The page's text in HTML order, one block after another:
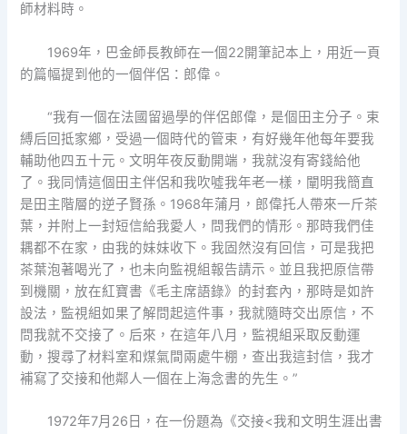
師材料時。
1969年，巴金師長教師在一個22開筆記本上，用近一頁
的篇幅提到他的一個伴侶：郎偉。
“我有一個在法國留過學的伴侶郎偉，是個田主分子。束
縛后回抵家鄉，受過一個時代的管束，有好幾年他每年要我
輔助他四五十元。文明年夜反動開端，我就沒有寄錢給他
了。我同情這個田主伴侶和我吹噓我年老一樣，闡明我簡直
是田主階層的逆子賢孫。1968年蒲月，郎偉托人帶來一斤茶
葉，并附上一封短信給我愛人，問我們的情形。那時我們佳
耦都不在家，由我的妹妹收下。我固然沒有回信，可是我把
茶葉泡著喝光了，也未向監視組報告請示。並且我把原信帶
到機關，放在紅寶書《毛主席語錄》的封套內，那時是如許
設法，監視組如果了解問起這件事，我就隨時交出原信，不
問我就不交接了。后來，在這年八月，監視組采取反動運
動，搜尋了材料室和煤氣間兩處牛棚，查出我這封信，我才
補寫了交接和他鄰人一個在上海念書的先生。”
1972年7月26日，在一份題為《交接<我和文明生涯出書